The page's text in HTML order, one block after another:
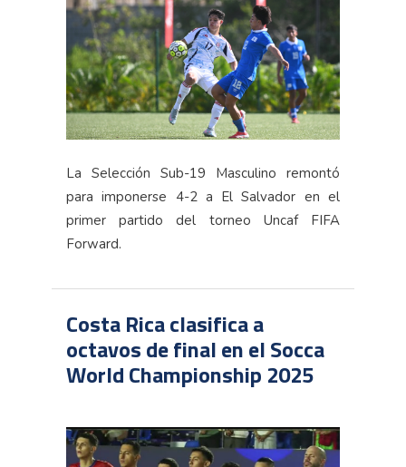
La Selección Sub-19 Masculino remontó
para imponerse 4-2 a El Salvador en el
primer partido del torneo Uncaf FIFA
Forward.
Costa Rica clasifica a
octavos de final en el Socca
World Championship 2025